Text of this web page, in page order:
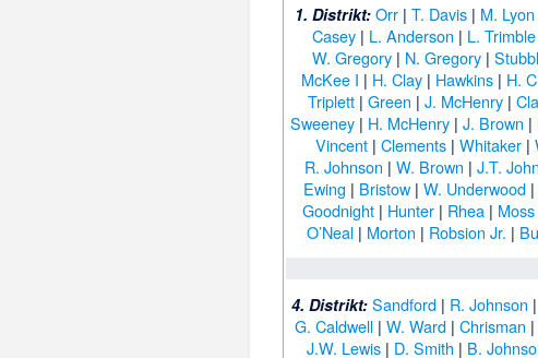
1. Distrikt: Orr |T. Davis | M. Lyon
Casey| L. Anderson | L. Trimble
W. Gregory| N. Gregory|
McKee I | H. Clay| Hawkins| H.
Triplett| Green | J. McHenry|
Sweeney| H. McHenry| J. Brown |
Vincent| Clements| Whitaker|
R. Johnson |W. Brown |J.T.
Ewing | Bristow |W. Underwood |
Goodnight| Hunter| Rhea| Moss
O’Neal | Morton | Robsion Jr. |
4. Distrikt: Sandford | R. Johnson |
G. Caldwell| W. Ward| Chrisman |
J.W. Lewis| D. Smith | B.